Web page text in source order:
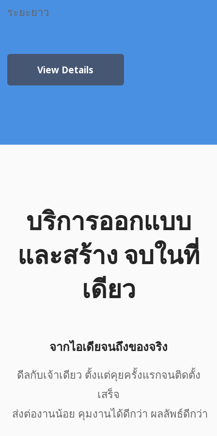
ระยะยาว
View Details
บริการออกแบบ
และสร้าง จบในที่
เดียว
จากไอเดียจนถึงของจริง
ดีลกับเจ้าเดียว ตั้งแต่คุยครั้งแรกจนติดตั้ง
เสร็จ
ส่งต่องานน้อย คุมงานได้ดีกว่า ผลลัพธ์ดีกว่า